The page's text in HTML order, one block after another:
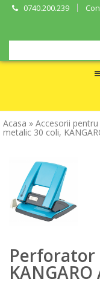
0740.200.239
Acasa » Accesorii
metalic 30 coli,
Perforator